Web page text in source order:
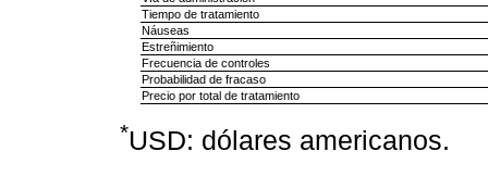
Tiempo de tratamiento
Náuseas
Estreñimiento
Frecuencia de controles
Probabilidad de fracaso
Precio por total de tratamiento
*USD: dólares americanos.